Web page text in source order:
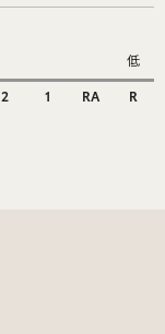
低
2 1 RA R